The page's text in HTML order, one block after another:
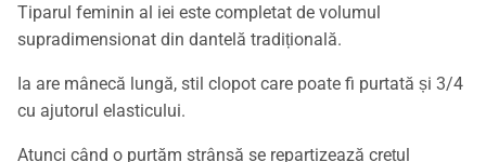
Tiparul feminin al iei este completat de volumul
supradimensionat din dantelă tradițională.
Ia are mânecă lungă, stil clopot care poate fi purtată și 3/4
cu ajutorul elasticului.
Atunci când o purtăm strânsă se repartizează crețul